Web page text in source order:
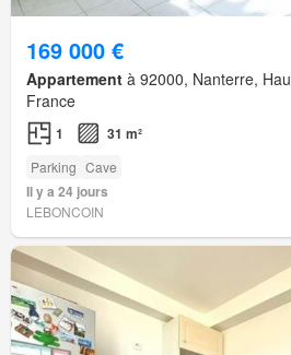
169 000 €
Appartement à 92000, Nanterre,
France
1 31 m²
Parking Cave
Il y a 24 jours
LEBONCOIN